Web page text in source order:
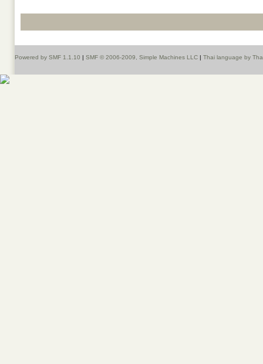
Powered by SMF 1.1.10 | SMF © 2006-2009, Simple Machines LLC | Thai language by